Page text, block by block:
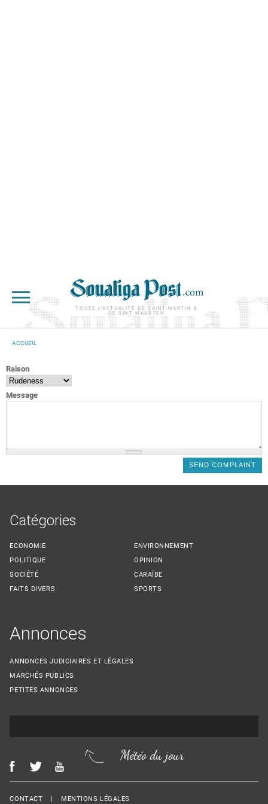
TOUTE L'ACTUALITÉ DE SAINT-MARTIN &
DE SINT MAARTEN
ACCUEIL
Raison
Message
Catégories
ECONOMIE
POLITIQUE
SOCIÉTÉ
FAITS DIVERS
ENVIRONNEMENT
OPINION
CARAÏBE
SPORTS
Annonces
ANNONCES JUDICIAIRES ET LÉGALES
MARCHÉS PUBLICS
PETITES ANNONCES
Météo du jour
Menu Footer
CONTACT MENTIONS LÉGALES